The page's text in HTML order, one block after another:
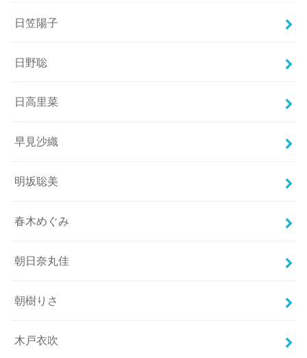
日笠陽子
日野聡
日高里菜
早見沙織
明坂聡美
春木めぐみ
朝日奈丸佳
朝樹りさ
木戸衣吹